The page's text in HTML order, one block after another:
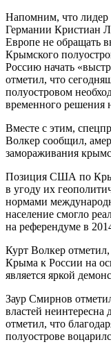
Напомним, что лидер
Германии Кристиан
Европе не обращать
Крымского
Россию начать
отметил, что
полуостровом
временного решения
Вместе с этим,
Волкер сообщил,
замораживания
Позиция США по
в угоду их
нормами
население смогло
на референдуме в
Курт Волкер
Крыма к России на
является яркой
Заур Смирнов
властей
отметил, что
полуострове